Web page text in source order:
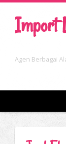
Import
Agen Berbagai